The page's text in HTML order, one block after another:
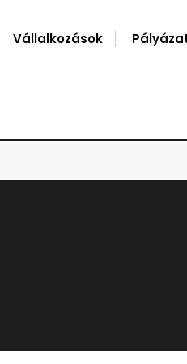
Vállalkozások